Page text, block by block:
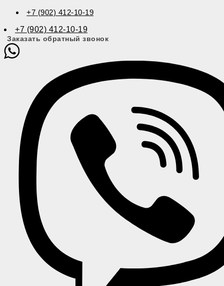
+7 (902) 412-10-19
+7 (902) 412-10-19
Заказать обратный звонок